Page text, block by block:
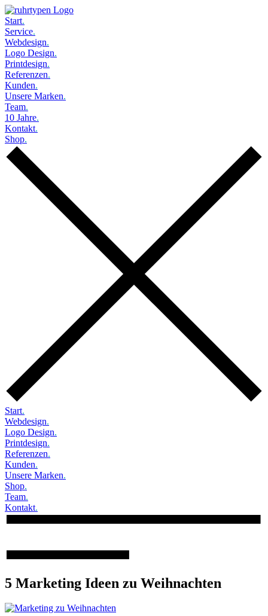
Start.
Service.
Webdesign.
Logo Design.
Printdesign.
Referenzen.
Kunden.
Unsere Marken.
Team.
10 Jahre.
Kontakt.
Shop.
Start.
Webdesign.
Logo Design.
Printdesign.
Referenzen.
Kunden.
Unsere Marken.
Shop.
Team.
Kontakt.
5 Marketing Ideen zu Weihnachten